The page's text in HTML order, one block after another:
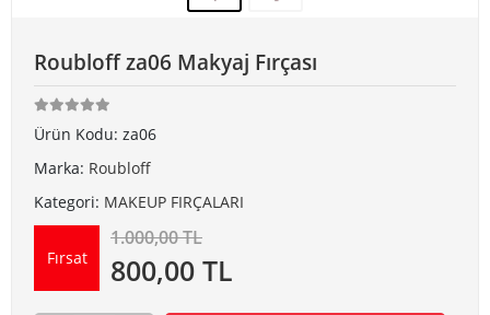
Roubloff za06 Makyaj Fırçası
Ürün Kodu: za06
Marka: Roubloff
Kategori: MAKEUP FIRÇALARI
Fırsat
1.000,00 TL
800,00 TL